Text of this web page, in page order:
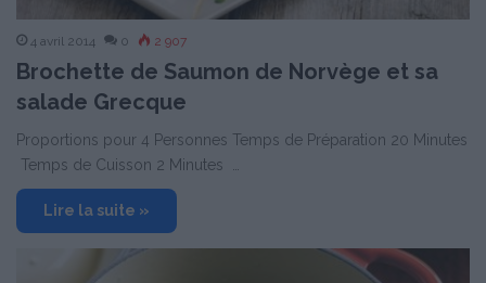
4 avril 2014 0 2 907
Brochette de Saumon de Norvège et sa
salade Grecque
Proportions pour 4 Personnes Temps de Préparation 20 Minutes
Temps de Cuisson 2 Minutes …
Lire la suite »